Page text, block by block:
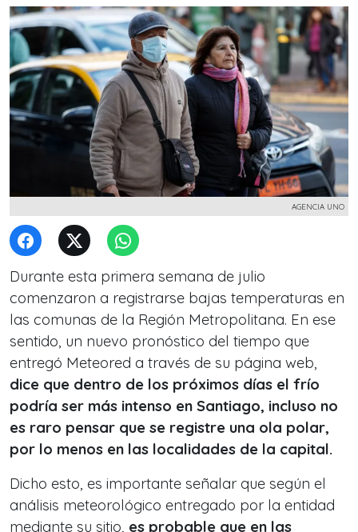
AGENCIA UNO
Durante esta primera semana de julio
comenzaron a registrarse bajas temperaturas en
las comunas de la Región Metropolitana. En ese
sentido, un nuevo pronóstico del tiempo que
entregó Meteored a través de su página web,
dice que dentro de los próximos días el frío
podría ser más intenso en Santiago, incluso no
es raro pensar que se registre una ola polar,
por lo menos en las localidades de la capital.
Dicho esto, es importante señalar que según el
análisis meteorológico entregado por la entidad
mediante su sitio, es probable que en las